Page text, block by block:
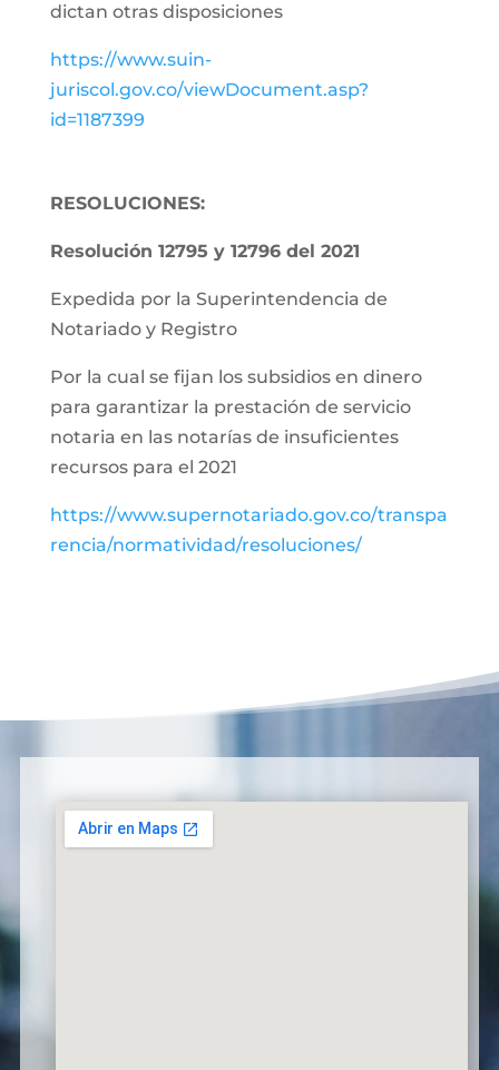
dictan otras disposiciones
https://www.suin-
juriscol.gov.co/viewDocument.asp?
id=1187399
RESOLUCIONES:
Resolución 12795 y 12796 del 2021
Expedida por la Superintendencia de
Notariado y Registro
Por la cual se fijan los subsidios en dinero
para garantizar la prestación de servicio
notaria en las notarías de insuficientes
recursos para el 2021
https://www.supernotariado.gov.co/transpa
rencia/normatividad/resoluciones/